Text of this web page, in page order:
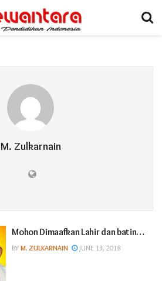
M. Zulkarnain
Mohon Dimaafkan Lahir dan batin…
BY M. ZULKARNAIN JUNE 13, 2018